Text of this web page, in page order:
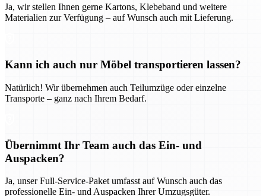
Ja, wir stellen Ihnen gerne Kartons, Klebeband und weitere
Materialien zur Verfügung – auf Wunsch auch mit Lieferung.
Kann ich auch nur Möbel transportieren lassen?
Natürlich! Wir übernehmen auch Teilumzüge oder einzelne
Transporte – ganz nach Ihrem Bedarf.
Übernimmt Ihr Team auch das Ein- und
Auspacken?
Ja, unser Full-Service-Paket umfasst auf Wunsch auch das
professionelle Ein- und Auspacken Ihrer Umzugsgüter.